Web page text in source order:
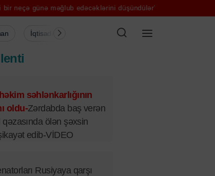
edəcəklərini düşündülər” – Pezəşkian Aya ilk addımı
İqtisadiyyat Şou-biznes Müsahibə
səhlənkarlığının
oldu-Zərdabda baş verən
qəzasında ölən şəxsin
edib-VİDEO
Rusiyaya qarşı